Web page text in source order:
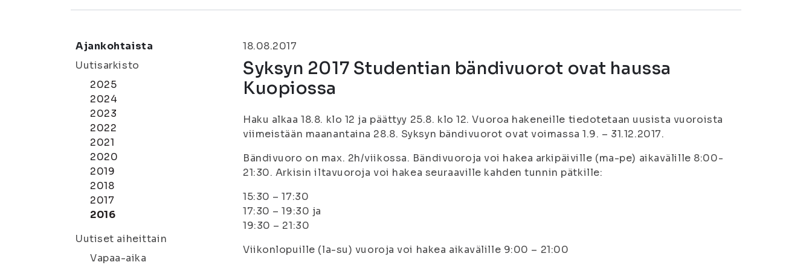
Ajankohtaista
Uutisarkisto
2025
2024
2023
2022
2021
2020
2019
2018
2017
2016
Uutiset aiheittain
Vapaa-aika
18.08.2017
Syksyn 2017 Studentian bändivuorot ovat haussa
Kuopiossa
Haku alkaa 18.8. klo 12 ja päättyy 25.8. klo 12. Vuoroa hakeneille tiedotetaan uusista vuoroista
viimeistään maanantaina 28.8. Syksyn bändivuorot ovat voimassa 1.9. – 31.12.2017.
Bändivuoro on max. 2h/viikossa. Bändivuoroja voi hakea arkipäiville (ma-pe) aikavälille 8:00-
21:30. Arkisin iltavuoroja voi hakea seuraaville kahden tunnin pätkille:
15:30 – 17:30
17:30 – 19:30 ja
19:30 – 21:30
Viikonlopuille (la-su) vuoroja voi hakea aikavälille 9:00 – 21:00